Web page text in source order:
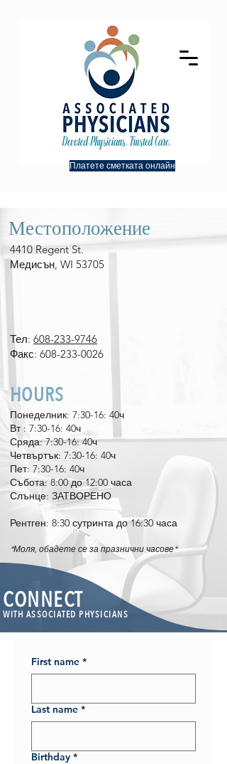
Платете сметката онлайн
Местоположение
4410 Regent St.
Медисън, WI 53705
Тел: 608-233-9746
Факс: 608-233-0026
HOURS
Понеделник: 7:30-16: 40ч
Вт​ : 7:30-16: 40ч
Сряда: 7:30-16: 40ч
Четвъртък: 7:30-16: 40ч
Пет: 7:30-16: 40ч
Събота: 8:00 до 12:00 часа
Слънце: ЗАТВОРЕНО
Рентген: 8:30 сутринта до 16:30 часа
*Моля, обадете се за празнични часове*
CONNECT
WITH ASSOCIATED PHYSICIANS
First name *
Last name *
Birthday *